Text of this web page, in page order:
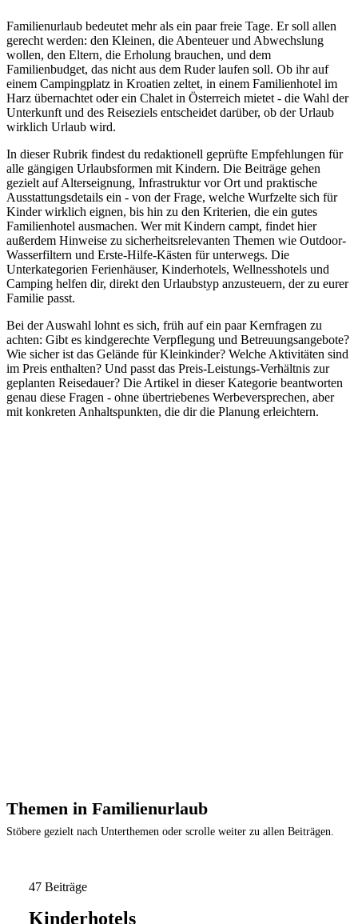
Familienurlaub bedeutet mehr als ein paar freie Tage. Er soll allen
gerecht werden: den Kleinen, die Abenteuer und Abwechslung
wollen, den Eltern, die Erholung brauchen, und dem
Familienbudget, das nicht aus dem Ruder laufen soll. Ob ihr auf
einem Campingplatz in Kroatien zeltet, in einem Familienhotel im
Harz übernachtet oder ein Chalet in Österreich mietet - die Wahl der
Unterkunft und des Reiseziels entscheidet darüber, ob der Urlaub
wirklich Urlaub wird.
In dieser Rubrik findest du redaktionell geprüfte Empfehlungen für
alle gängigen Urlaubsformen mit Kindern. Die Beiträge gehen
gezielt auf Alterseignung, Infrastruktur vor Ort und praktische
Ausstattungsdetails ein - von der Frage, welche Wurfzelte sich für
Kinder wirklich eignen, bis hin zu den Kriterien, die ein gutes
Familienhotel ausmachen. Wer mit Kindern campt, findet hier
außerdem Hinweise zu sicherheitsrelevanten Themen wie Outdoor-
Wasserfiltern und Erste-Hilfe-Kästen für unterwegs. Die
Unterkategorien Ferienhäuser, Kinderhotels, Wellnesshotels und
Camping helfen dir, direkt den Urlaubstyp anzusteuern, der zu eurer
Familie passt.
Bei der Auswahl lohnt es sich, früh auf ein paar Kernfragen zu
achten: Gibt es kindgerechte Verpflegung und Betreuungsangebote?
Wie sicher ist das Gelände für Kleinkinder? Welche Aktivitäten sind
im Preis enthalten? Und passt das Preis-Leistungs-Verhältnis zur
geplanten Reisedauer? Die Artikel in dieser Kategorie beantworten
genau diese Fragen - ohne übertriebenes Werbeversprechen, aber
mit konkreten Anhaltspunkten, die dir die Planung erleichtern.
Themen in Familienurlaub
Stöbere gezielt nach Unterthemen oder scrolle weiter zu allen Beiträgen.
47 Beiträge
Kinderhotels